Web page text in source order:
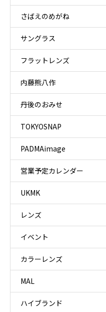
さばえのめがね
サングラス
フラットレンズ
内藤熊八作
丹後のおみせ
TOKYOSNAP
PADMAimage
営業予定カレンダー
UKMK
レンズ
イベント
カラーレンズ
MAL
ハイブランド